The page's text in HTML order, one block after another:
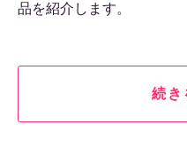
品を紹介します。
続き